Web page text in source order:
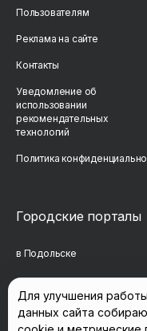
Пользователям
Реклама на сайте
Контакты
Уведомление об
использовании
рекомендательных
технологий
Политика
Городские порталы
в Подольске
в Сергиевом Посаде
Для улучшения
данных сайта